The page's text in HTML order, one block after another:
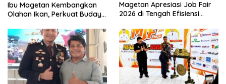
Ibu Magetan Kembangkan
Olahan Ikan, Perkuat Budaya
Magetan Apresiasi Job Fair
2026 di Tengah Efisiensi